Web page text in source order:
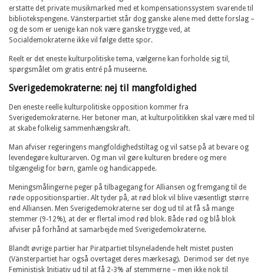
erstatte det private musikmarked med et kompensationssystem svarende til
bibliotekspengene. Vänsterpartiet står dog ganske alene med dette forslag –
og de som er uenige kan nok være ganske trygge ved, at
Socialdemokraterne ikke vil følge dette spor.
Reelt er det eneste kulturpolitiske tema, vælgerne kan forholde sig til,
spørgsmålet om gratis entré på museerne.
Sverigedemokraterne: nej til mangfoldighed
Den eneste reelle kulturpolitiske opposition kommer fra
Sverigedemokraterne. Her betoner man, at kulturpolitikken skal være med til
at skabe folkelig sammenhængskraft.
Man afviser regeringens mangfoldighedstiltag og vil satse på at bevare og
levendegøre kulturarven. Og man vil gøre kulturen bredere og mere
tilgængelig for børn, gamle og handicappede.
Meningsmålingerne peger på tilbagegang for Alliansen og fremgang til de
røde oppositionspartier. Alt tyder på, at rød blok vil blive væsentligt større
end Alliansen. Men Sverigedemokraterne ser dog ud til at få så mange
stemmer (9-12%), at der er flertal imod rød blok. Både rød og blå blok
afviser på forhånd at samarbejde med Sverigedemokraterne.
Blandt øvrige partier har Piratpartiet tilsyneladende helt mistet pusten
(Vänsterpartiet har også overtaget deres mærkesag). Derimod ser det nye
Feministisk Initiativ ud til at få 2-3% af stemmerne – men ikke nok til